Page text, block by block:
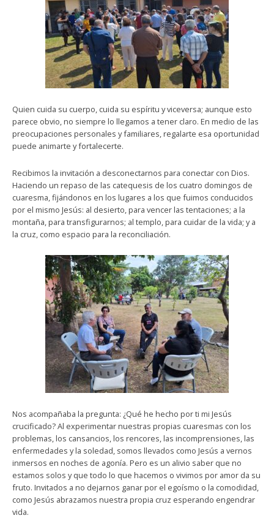
Quien cuida su cuerpo, cuida su espíritu y viceversa; aunque esto
parece obvio, no siempre lo llegamos a tener claro. En medio de las
preocupaciones personales y familiares, regalarte esa oportunidad
puede animarte y fortalecerte.
Recibimos la invitación a desconectarnos para conectar con Dios.
Haciendo un repaso de las catequesis de los cuatro domingos de
cuaresma, fijándonos en los lugares a los que fuimos conducidos
por el mismo Jesús: al desierto, para vencer las tentaciones; a la
montaña, para transfigurarnos; al templo, para cuidar de la vida; y a
la cruz, como espacio para la reconciliación.
Nos acompañaba la pregunta: ¿Qué he hecho por ti mi Jesús
crucificado? Al experimentar nuestras propias cuaresmas con los
problemas, los cansancios, los rencores, las incomprensiones, las
enfermedades y la soledad, somos llevados como Jesús a vernos
inmersos en noches de agonía. Pero es un alivio saber que no
estamos solos y que todo lo que hacemos o vivimos por amor da su
fruto. Invitados a no dejarnos ganar por el egoísmo o la comodidad,
como Jesús abrazamos nuestra propia cruz esperando engendrar
vida.